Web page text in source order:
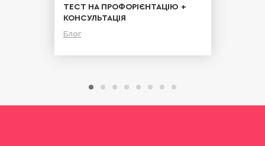
ТЕСТ НА ПРОФОРІЄНТАЦІЮ +
КОНСУЛЬТАЦІЯ
Блог